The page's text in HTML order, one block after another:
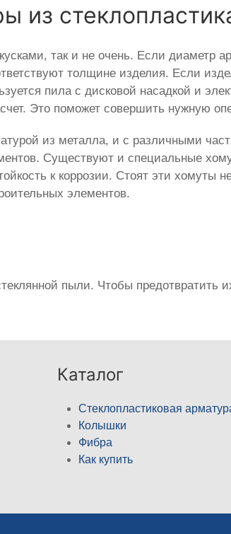
из
так и не очень. Если диаметр
толщине изделия. Если
пила с дисковой насадкой и
Это поможет совершить нужную
из металла, и с различными
Существуют и специальные
к коррозии. Стоят эти хомуты
элементов.
пыли. Чтобы предотвратить
Каталог
Стеклопластиковая
Колышки
Фибра
Как купить